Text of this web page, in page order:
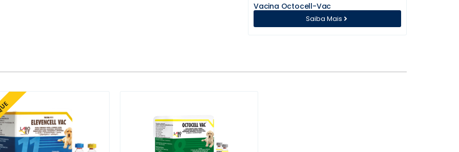
Saiba Mais
Vacina Octocell-Vac